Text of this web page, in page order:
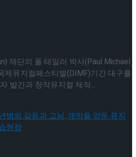
피겨 JGP 파견선수 선발전
기 결과
민송-문지원-정수빈-이효원-
피겨 JGP 파견선수 선발전
기 결과
재단의 폴 테일러 박사(Paul Michael
제뮤지컬페스티벌(DIMF)기간 대구를
발간과 창작뮤지컬 제작...